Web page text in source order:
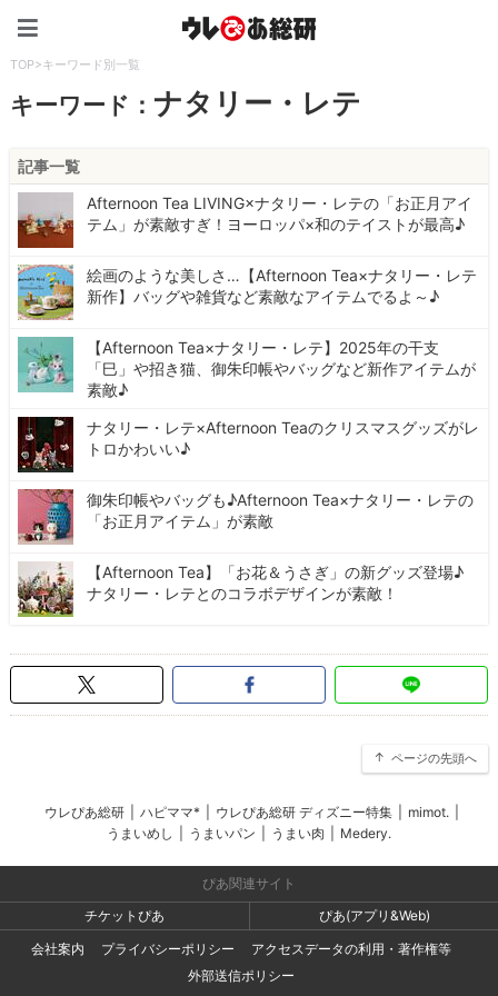
TOP>キーワード別一覧
キーワード： ナタリー・レテ
記事一覧
Afternoon Tea LIVING×ナタリー・レテの「お正月アイ
テム」が素敵すぎ！ヨーロッパ×和のテイストが最高♪
絵画のような美しさ…【Afternoon Tea×ナタリー・レテ
新作】バッグや雑貨など素敵なアイテムでるよ～♪
【Afternoon Tea×ナタリー・レテ】2025年の干支
「巳」や招き猫、御朱印帳やバッグなど新作アイテムが
素敵♪
ナタリー・レテ×Afternoon Teaのクリスマスグッズがレ
トロかわいい♪
御朱印帳やバッグも♪Afternoon Tea×ナタリー・レテの
「お正月アイテム」が素敵
【Afternoon Tea】「お花＆うさぎ」の新グッズ登場♪
ナタリー・レテとのコラボデザインが素敵！
ページの先頭へ
ウレぴあ総研 ハピママ* ウレぴあ総研 ディズニー特集 mimot.
うまいめし
うまいパン うまい肉 Medery.
ぴあ関連サイト
チケットぴあ
ぴあ(アプリ&Web)
会社案内
プライバシーポリシー
アクセスデータの利用・著作権等
外部送信ポリシー